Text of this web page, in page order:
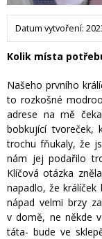
Datum vytvoření:
Kolik místa
Našeho prvního
to rozkošné
adrese na mě
bobkující tvoreček,
trochu fňukaly, že
nám jej podařilo
Klíčová otázka
napadlo, že
nápad velmi brzy
v domě, ne někde
táta- bude ve